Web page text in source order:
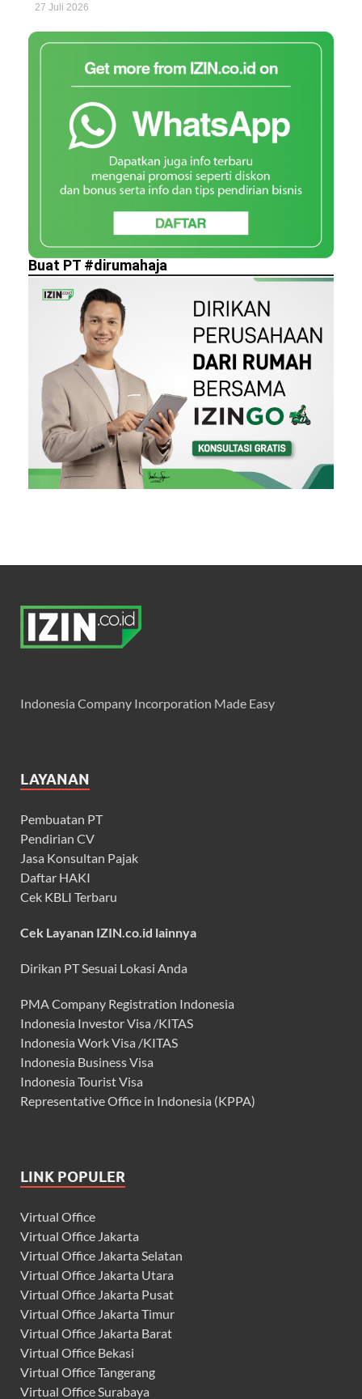
27 Juli 2026
Buat PT #dirumahaja
Indonesia Company Incorporation Made Easy
LAYANAN
Pembuatan PT
Pendirian CV
Jasa Konsultan Pajak
Daftar HAKI
Cek KBLI Terbaru
Cek Layanan IZIN.co.id lainnya
Dirikan PT Sesuai Lokasi Anda
PMA Company Registration Indonesia
Indonesia Investor Visa /KITAS
Indonesia Work Visa /KITAS
Indonesia Business Visa
Indonesia Tourist Visa
Representative Office in Indonesia (KPPA)
LINK POPULER
Virtual Office
Virtual Office Jakarta
Virtual Office Jakarta Selatan
Virtual Office Jakarta Utara
Virtual Office Jakarta Pusat
Virtual Office Jakarta Timur
Virtual Office Jakarta Barat
Virtual Office Bekasi
Virtual Office Tangerang
Virtual Office Surabaya